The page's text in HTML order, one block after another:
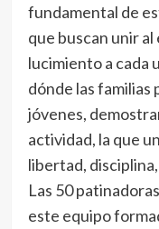
fundamental de
que buscan unir
lucimiento a cada
dónde las familias
jóvenes,
actividad, la que
libertad,
Las 50
este equipo